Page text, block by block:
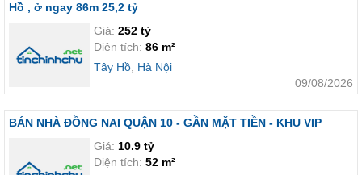
Hồ , ở ngay 86m 25,2 tỷ
Giá: 252 tỷ
Diện tích: 86 m²
Tây Hồ Hà Nội
09/08/2026
BÁN NHÀ ĐỒNG NAI QUẬN 10 - GẦN MẶT TIỀN - KHU VIP
Giá: 10.9 tỷ
Diện tích: 52 m²